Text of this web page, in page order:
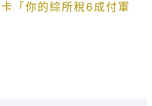
「你的綜所稅6成付軍